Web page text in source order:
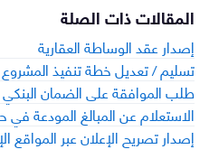
المقالات ذات الصلة
إصدار عقد الوساطة العقارية
تسليم / تعديل خطة تنفيذ المشروع
طلب الموافقة على الضمان
الاستعلام عن المبالغ المودعة
إصدار تصريح الإعلان عبر المواقع